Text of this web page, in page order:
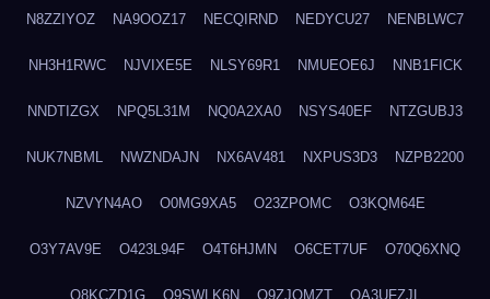
N8ZZIYOZ NA9OOZ17 NECQIRND NEDYCU27 NENBLWC7
NH3H1RWC NJVIXE5E NLSY69R1 NMUEOE6J NNB1FICK
NNDTIZGX NPQ5L31M NQ0A2XA0 NSYS40EF NTZGUBJ3
NUK7NBML NWZNDAJN NX6AV481 NXPUS3D3 NZPB2200
NZVYN4AO O0MG9XA5 O23ZPOMC O3KQM64E
O3Y7AV9E O423L94F O4T6HJMN O6CET7UF O70Q6XNQ
O8KCZD1G O9SWLK6N O9ZJOMZT OA3UFZJL